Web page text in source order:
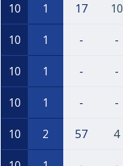
10 1 17 10
10 1 - -
10 1 - -
10 1 - -
10 2 57 4